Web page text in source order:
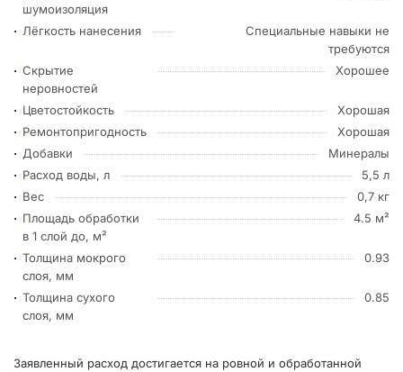
шумоизоляция
Лёгкость нанесения
Специальные навыки не
требуются
Скрытие
неровностей
Хорошее
Цветостойкость
Хорошая
Ремонтопригодность
Хорошая
Добавки
Минералы
Расход воды, л
5,5 л
Вес
0,7 кг
Площадь обработки
в 1 слой до, м²
4.5 м²
Толщина мокрого
слоя, мм
0.93
Толщина сухого
слоя, мм
0.85
Заявленный расход достигается на ровной и обработанной